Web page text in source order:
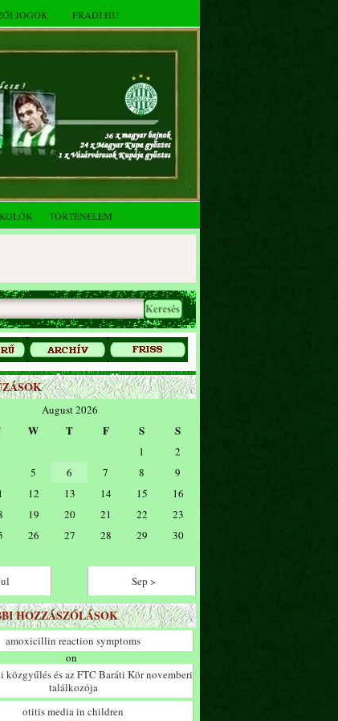
JOGOK FRADI.HU
TÖRTÉNELEM
Az FTC Baráti Kör 2025. októberi
összejövetel
August 2026
W T F S S
1
2
5 6 7 8
9
12 13 14 15
16
19 20 21 22
23
26 27 28 29
30
Sep >
HOZZÁSZÓLÁSOK
amoxicillin reaction symptoms
on
és az FTC Baráti Kör novemberi
találkozója
otitis media in children